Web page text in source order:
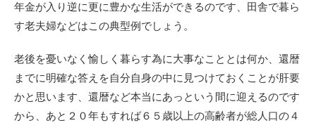
年金が入り逆に更に豊かな生活ができるのです、田舎で暮ら
す老夫婦などはこの典型例でしょう。
老後を憂いなく愉しく暮らす為に大事なこととは何か、還暦
までに明確な答えを自分自身の中に見つけておくことが肝要
かと思います、還暦など本当にあっという間に迎えるのです
から、あと２０年もすれば６５歳以上の高齢者が総人口の４